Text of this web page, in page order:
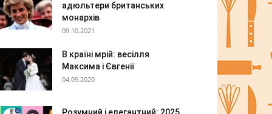
адюльтери британських
монархів
09.10.2021
В країні мрій: весілля
Максима і Євгенії
04.09.2020